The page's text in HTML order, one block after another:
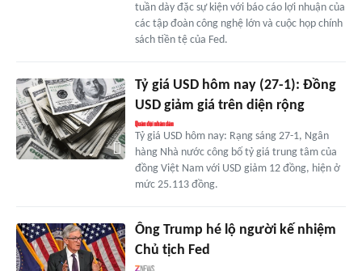
tuần dày đặc sự kiện với báo cáo lợi nhuận của
các tập đoàn công nghệ lớn và cuộc họp chính
sách tiền tệ của Fed.
Tỷ giá USD hôm nay (27-1): Đồng
USD giảm giá trên diện rộng
Tỷ giá USD hôm nay: Rạng sáng 27-1, Ngân
hàng Nhà nước công bố tỷ giá trung tâm của
đồng Việt Nam với USD giảm 12 đồng, hiện ở
mức 25.113 đồng.
Ông Trump hé lộ người kế nhiệm
Chủ tịch Fed